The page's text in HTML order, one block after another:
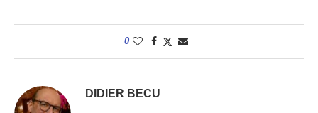
0
DIDIER BECU